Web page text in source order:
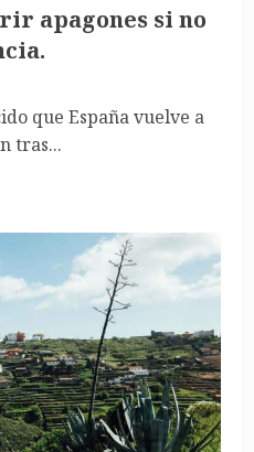
apagones si no
que España vuelve a
tras...